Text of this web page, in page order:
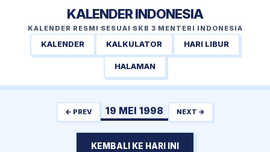
KALENDER INDONESIA
KALENDER RESMI SESUAI SKB 3 MENTERI INDONESIA
KALENDER KALKULATOR HARI LIBUR
HALAMAN
← PREV 19 MEI 1998 NEXT →
KEMBALI KE HARI INI